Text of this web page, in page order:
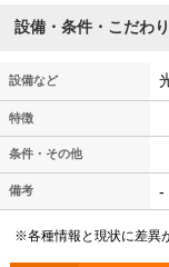
設備・条件・こだわり
設備など
特徴
条件・その他
備考 -
※各種情報と現状に差異